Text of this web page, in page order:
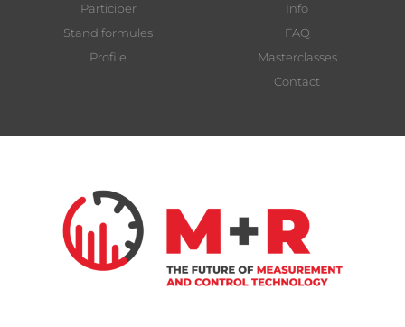
Participer
Stand formules
Profile
Info
FAQ
Masterclasses
Contact